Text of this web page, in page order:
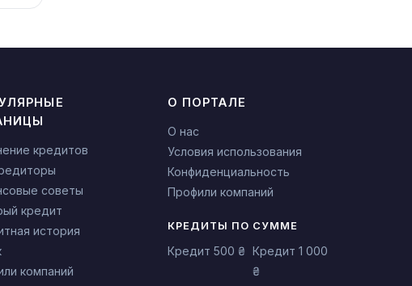
кредитов
советы
кредит
история
компаний
О ПОРТАЛЕ
О нас
Условия использования
Конфиденциальность
Профили компаний
КРЕДИТЫ ПО СУММЕ
Кредит 500 ₴ Кредит 1 000
₴